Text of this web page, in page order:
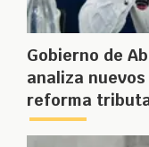
Gobierno de
analiza
reforma